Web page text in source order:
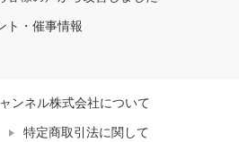
ト・催事情報
ンネル株式会社について
特定商取引法に関して